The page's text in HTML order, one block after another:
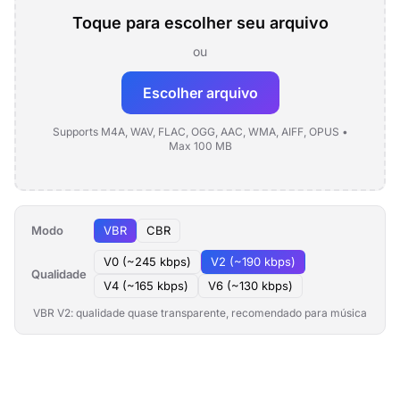
Toque para escolher seu arquivo
ou
Escolher arquivo
Supports M4A, WAV, FLAC, OGG, AAC, WMA, AIFF, OPUS •
Max 100 MB
Modo VBR CBR
Qualidade
V0 (~245 kbps)
V2 (~190 kbps)
V4 (~165 kbps)
V6 (~130 kbps)
VBR V2: qualidade quase transparente, recomendado para música